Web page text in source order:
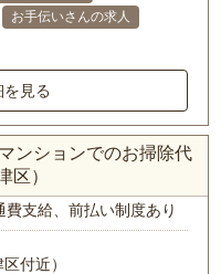
お手伝いさんの求人
を見る
ンションでのお掃除代
区）
費支給、前払い制度あり
付近）